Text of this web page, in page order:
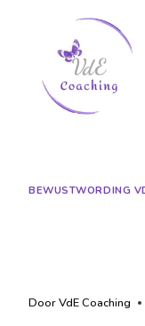
BEWUSTWORDING
DoorVdE Coaching